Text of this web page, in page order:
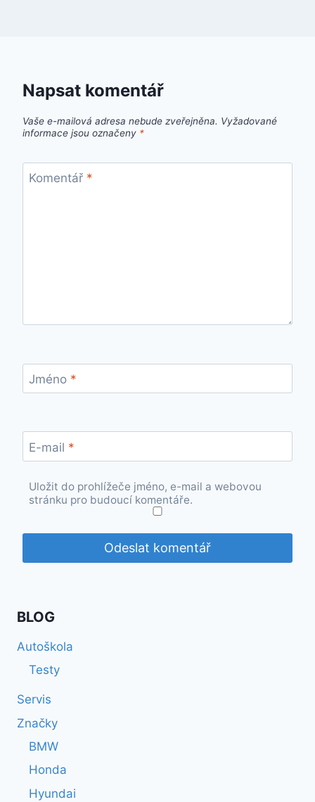
Napsat komentář
Vaše e-mailová adresa nebude zveřejněna. Vyžadované
informace jsou označeny *
Komentář *
Jméno *
E-mail *
Uložit do prohlížeče jméno, e-mail a webovou
stránku pro budoucí komentáře.
BLOG
Autoškola
Testy
Servis
Značky
BMW
Honda
Hyundai